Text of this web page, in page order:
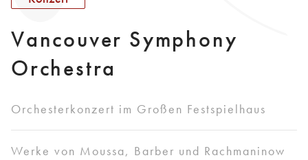
Vancouver Symphony
Orchestra
Orchesterkonzert im Großen Festspielhaus
Werke von Moussa, Barber und Rachmaninow